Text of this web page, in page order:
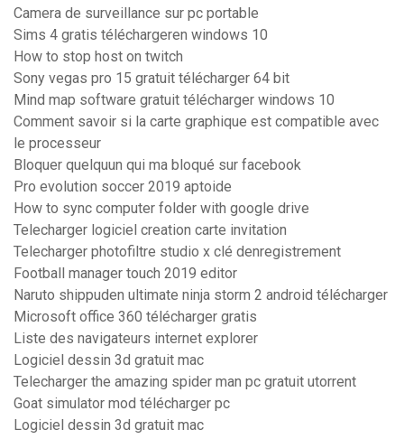
Camera de surveillance sur pc portable
Sims 4 gratis téléchargeren windows 10
How to stop host on twitch
Sony vegas pro 15 gratuit télécharger 64 bit
Mind map software gratuit télécharger windows 10
Comment savoir si la carte graphique est compatible avec
le processeur
Bloquer quelquun qui ma bloqué sur facebook
Pro evolution soccer 2019 aptoide
How to sync computer folder with google drive
Telecharger logiciel creation carte invitation
Telecharger photofiltre studio x clé denregistrement
Football manager touch 2019 editor
Naruto shippuden ultimate ninja storm 2 android télécharger
Microsoft office 360 télécharger gratis
Liste des navigateurs internet explorer
Logiciel dessin 3d gratuit mac
Telecharger the amazing spider man pc gratuit utorrent
Goat simulator mod télécharger pc
Logiciel dessin 3d gratuit mac